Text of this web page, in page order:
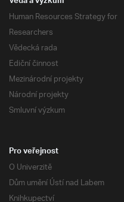
Human Resources Strategy for
Researchers
Vědecká rada
Ediční činnost
Mezinárodní projekty
Národní projekty
Smluvní výzkum
Pro veřejnost
O Univerzitě
Dům umění Ústí nad Labem